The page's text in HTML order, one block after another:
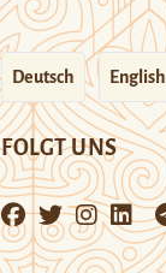
Deutsch English
FOLGT UNS